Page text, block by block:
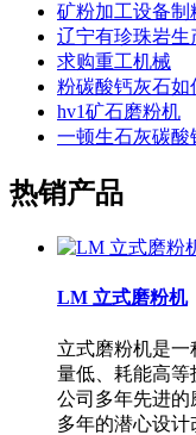
矿粉加工设备制
辽宁有珍珠岩生
求购重工机械
粉碳酸钙灰石如
hv1矿石磨粉机
一顿生石灰碳酸
热销产品
LM 立式磨粉机
立式磨粉机是
量低、耗能高
公司多年先进的
多年的潜心设